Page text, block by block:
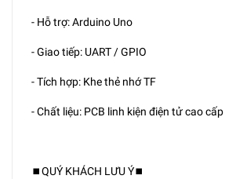
- Hỗ trợ: Arduino Uno
- Giao tiếp: UART / GPIO
- Tích hợp: Khe thẻ nhớ TF
- Chất liệu: PCB linh kiện điện tử cao cấp
⏹️QUÝ KHÁCH LƯU Ý⏹️